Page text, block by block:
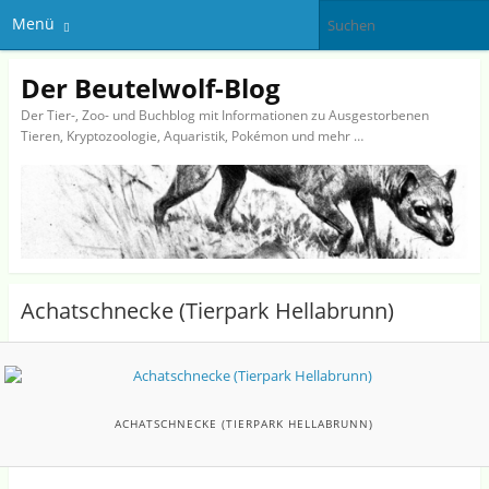
Menü
Der Beutelwolf-Blog
Der Tier-, Zoo- und Buchblog mit Informationen zu Ausgestorbenen
Tieren, Kryptozoologie, Aquaristik, Pokémon und mehr …
Achatschnecke (Tierpark Hellabrunn)
ACHATSCHNECKE (TIERPARK HELLABRUNN)